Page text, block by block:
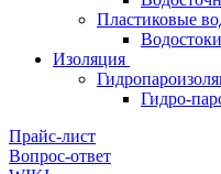
Пластиковые
Изоляция
Гидро-
Прайс-лист
Вопрос-ответ